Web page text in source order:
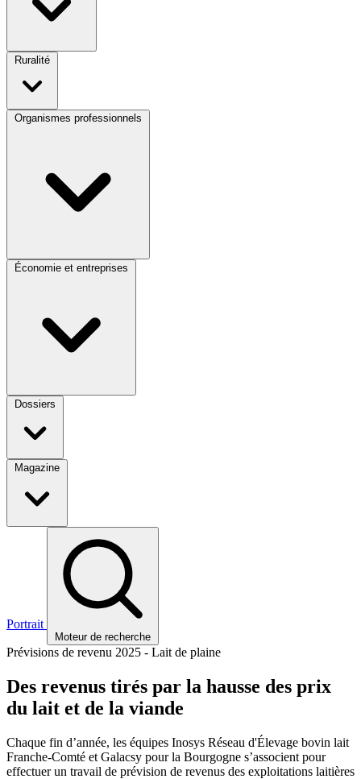
Ruralité
Organismes professionnels
Économie et entreprises
Dossiers
Magazine
Portrait
Moteur de recherche
Prévisions de revenu 2025 - Lait de plaine
Des revenus tirés par la hausse des prix
du lait et de la viande
Chaque fin d’année, les équipes Inosys Réseau d'Élevage bovin lait
Franche-Comté et Galacsy pour la Bourgogne s’associent pour
effectuer un travail de prévision de revenus des exploitations laitières